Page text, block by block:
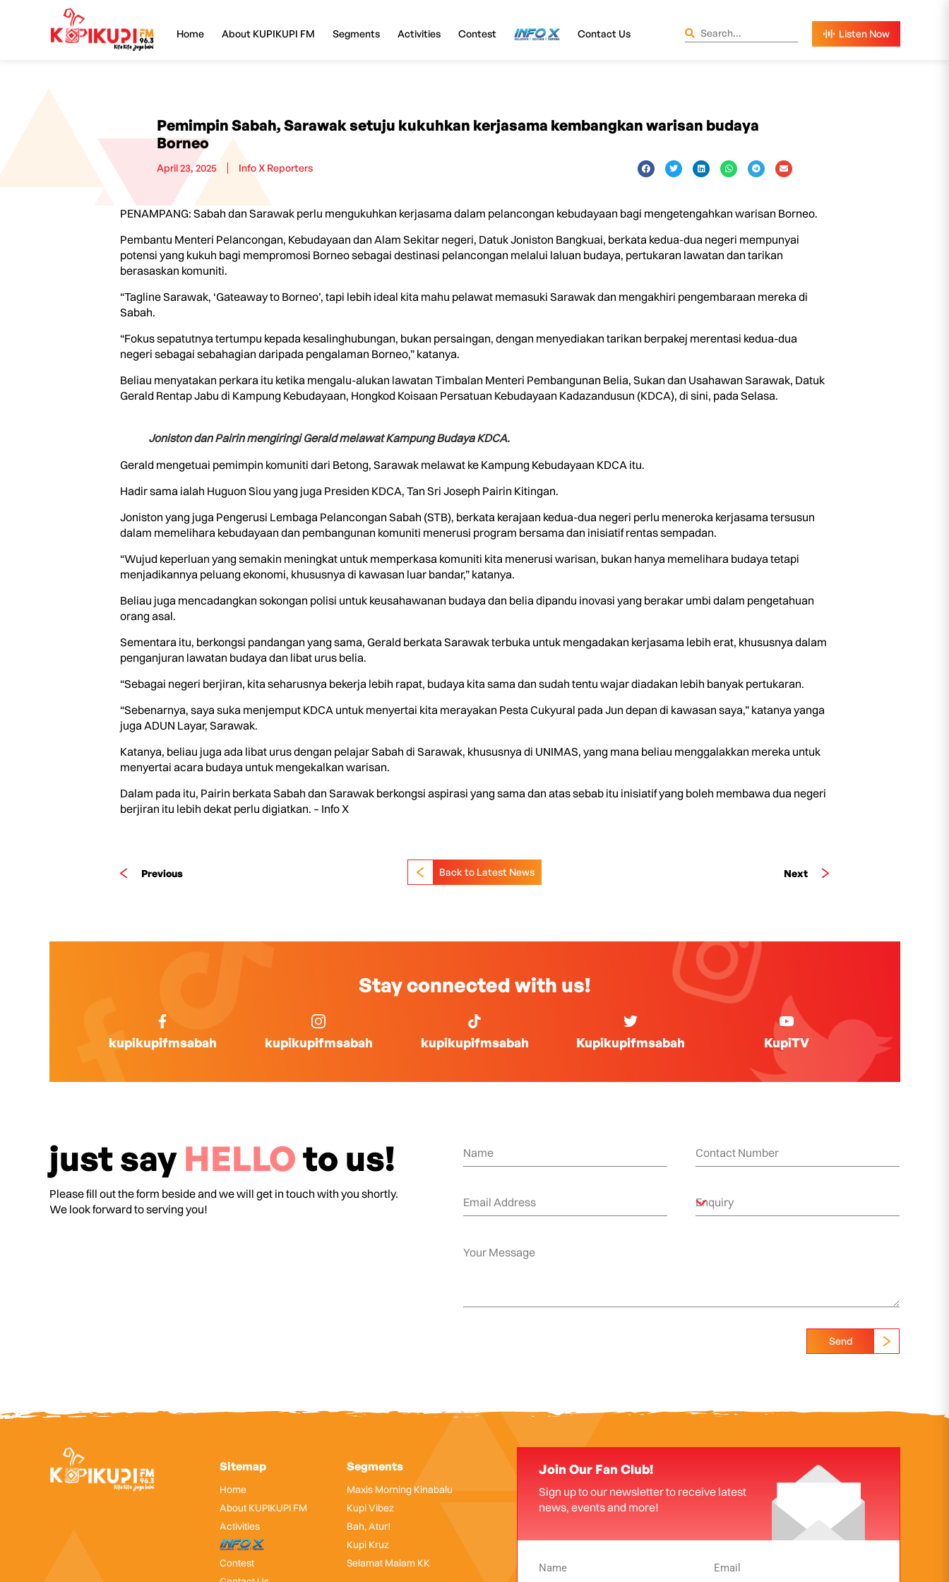
Home About KUPIKUPI FM Segments Activities Contest InfoX Contact Us
Pemimpin Sabah, Sarawak setuju kukuhkan kerjasama kembangkan warisan budaya
Borneo
April 23, 2025 Info X Reporters
PENAMPANG: Sabah dan Sarawak perlu mengukuhkan kerjasama dalam pelancongan kebudayaan bagi mengetengahkan warisan Borneo.
Pembantu Menteri Pelancongan, Kebudayaan dan Alam Sekitar negeri, Datuk Joniston Bangkuai, berkata kedua-dua negeri mempunyai
potensi yang kukuh bagi mempromosi Borneo sebagai destinasi pelancongan melalui laluan budaya, pertukaran lawatan dan tarikan
berasaskan komuniti.
“Tagline Sarawak, ‘Gateaway to Borneo’, tapi lebih ideal kita mahu pelawat memasuki Sarawak dan mengakhiri pengembaraan mereka di
Sabah.
“Fokus sepatutnya tertumpu kepada kesalinghubungan, bukan persaingan, dengan menyediakan tarikan berpakej merentasi kedua-dua
negeri sebagai sebahagian daripada pengalaman Borneo,” katanya.
Beliau menyatakan perkara itu ketika mengalu-alukan lawatan Timbalan Menteri Pembangunan Belia, Sukan dan Usahawan Sarawak, Datuk
Gerald Rentap Jabu di Kampung Kebudayaan, Hongkod Koisaan Persatuan Kebudayaan Kadazandusun (KDCA), di sini, pada Selasa.
Joniston dan Pairin mengiringi Gerald melawat Kampung Budaya KDCA.
Gerald mengetuai pemimpin komuniti dari Betong, Sarawak melawat ke Kampung Kebudayaan KDCA itu.
Hadir sama ialah Huguon Siou yang juga Presiden KDCA, Tan Sri Joseph Pairin Kitingan.
Joniston yang juga Pengerusi Lembaga Pelancongan Sabah (STB), berkata kerajaan kedua-dua negeri perlu meneroka kerjasama tersusun
dalam memelihara kebudayaan dan pembangunan komuniti menerusi program bersama dan inisiatif rentas sempadan.
“Wujud keperluan yang semakin meningkat untuk memperkasa komuniti kita menerusi warisan, bukan hanya memelihara budaya tetapi
menjadikannya peluang ekonomi, khususnya di kawasan luar bandar,” katanya.
Beliau juga mencadangkan sokongan polisi untuk keusahawanan budaya dan belia dipandu inovasi yang berakar umbi dalam pengetahuan
orang asal.
Sementara itu, berkongsi pandangan yang sama, Gerald berkata Sarawak terbuka untuk mengadakan kerjasama lebih erat, khususnya dalam
penganjuran lawatan budaya dan libat urus belia.
“Sebagai negeri berjiran, kita seharusnya bekerja lebih rapat, budaya kita sama dan sudah tentu wajar diadakan lebih banyak pertukaran.
“Sebenarnya, saya suka menjemput KDCA untuk menyertai kita merayakan Pesta Cukyural pada Jun depan di kawasan saya,” katanya yanga
juga ADUN Layar, Sarawak.
Katanya, beliau juga ada libat urus dengan pelajar Sabah di Sarawak, khususnya di UNIMAS, yang mana beliau menggalakkan mereka untuk
menyertai acara budaya untuk mengekalkan warisan.
Dalam pada itu, Pairin berkata Sabah dan Sarawak berkongsi aspirasi yang sama dan atas sebab itu inisiatif yang boleh membawa dua negeri
berjiran itu lebih dekat perlu digiatkan. – Info X
Previous Next
Back to Latest News
Stay connected with us!
kupikupifmsabah kupikupifmsabah kupikupifmsabah Kupikupifmsabah KupiTV
just say HELLOto us!
Please fill out the form beside and we will get in touch with you shortly.
We look forward to serving you!
Send
Sitemap
Home
About KUPIKUPI FM
Activities
InfoX
Contest
Segments
Maxis Morning Kinabalu
Kupi Vibez
Bah, Atur!
Kupi Kruz
Selamat Malam KK
Join Our Fan Club!
Sign up to our newsletter to receive latest
news, events and more!